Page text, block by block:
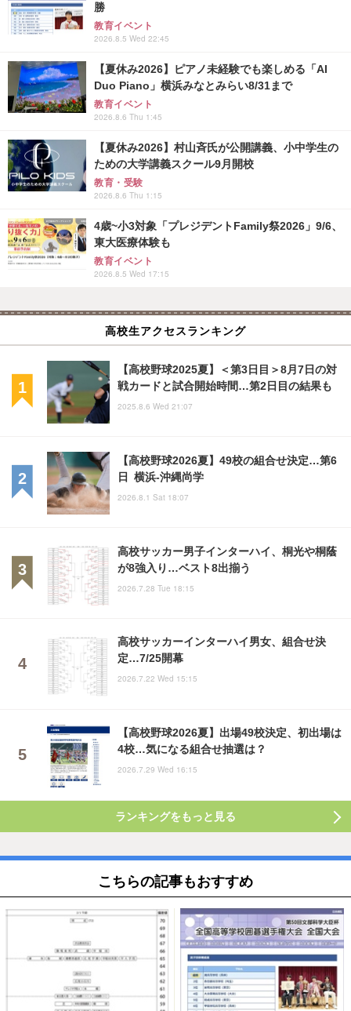
勝
教育イベント
2026.8.5 Wed 22:45
【夏休み2026】ピアノ未経験でも楽しめる「AI
Duo Piano」横浜みなとみらい8/31まで
教育イベント
2026.8.6 Thu 1:45
【夏休み2026】村山斉氏が公開講義、小中学生の
ための大学講義スクール9月開校
教育・受験
2026.8.6 Thu 1:15
4歳~小3対象「プレジデントFamily祭2026」9/6、
東大医療体験も
教育イベント
2026.8.5 Wed 17:15
高校生アクセスランキング
【高校野球2025夏】＜第3日目＞8月7日の対
戦カードと試合開始時間…第2日目の結果も
2025.8.6 Wed 21:07
【高校野球2026夏】49校の組合せ決定…第6
日 横浜-沖縄尚学
2026.8.1 Sat 18:07
高校サッカー男子インターハイ、桐光や桐蔭
が8強入り…ベスト8出揃う
2026.7.28 Tue 18:15
高校サッカーインターハイ男女、組合せ決
定…7/25開幕
2026.7.22 Wed 15:15
【高校野球2026夏】出場49校決定、初出場は
4校…気になる組合せ抽選は？
2026.7.29 Wed 16:15
ランキングをもっと見る
こちらの記事もおすすめ